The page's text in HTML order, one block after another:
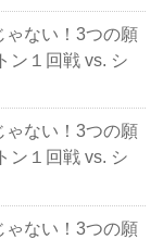
ゃない！3つの願
ン１回戦 vs. シ
ゃない！3つの願
ン１回戦 vs. シ
ゃない！3つの願